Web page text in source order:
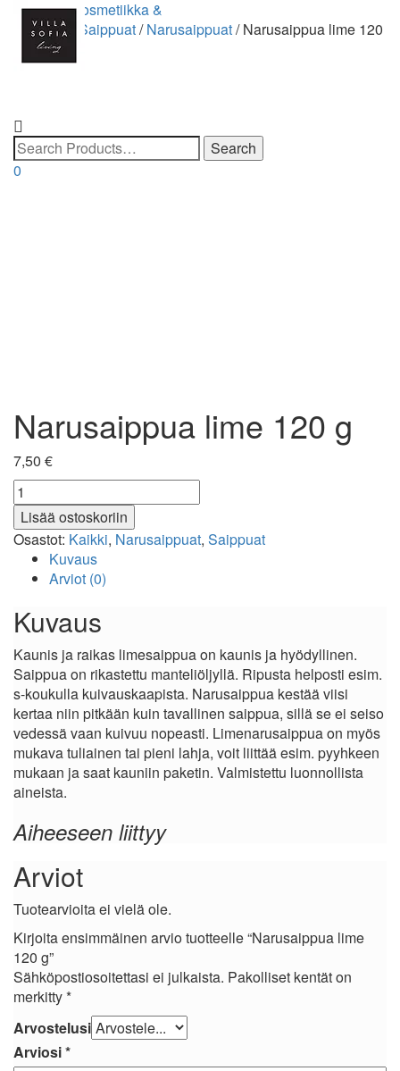
0
Etusivu/Kosmetiikka &
saippuat
Saippuat/Narusaippuat/ Narusaippua lime 120
Narusaippua lime 120 g
7,50 €
Narusaippua
lime
120
g
määrä
Lisää ostoskoriin
Osastot: Kaikki, Narusaippuat, Saippuat
Kuvaus
Arviot (0)
Kuvaus
Kaunis ja raikas limesaippua on kaunis ja hyödyllinen.
Saippua on rikastettu manteliöljyllä. Ripusta helposti esim.
s-koukulla kuivauskaapista. Narusaippua kestää viisi
kertaa niin pitkään kuin tavallinen saippua, sillä se ei seiso
vedessä vaan kuivuu nopeasti. Limenarusaippua on myös
mukava tuliainen tai pieni lahja, voit liittää esim. pyyhkeen
mukaan ja saat kauniin paketin. Valmistettu luonnollista
aineista.
Aiheeseen liittyy
Arviot
Tuotearvioita ei vielä ole.
Kirjoita ensimmäinen arvio tuotteelle “Narusaippua lime
120 g”
Sähköpostiosoitettasi ei julkaista. Pakolliset kentät on
merkitty*
Arvostelusi
Arviosi*